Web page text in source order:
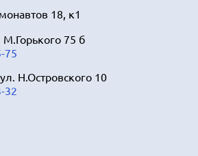
18, к1
75 б
75
Н.Островского 10
32